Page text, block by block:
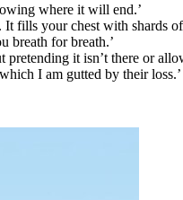
where it will end.’
your chest with shards
breath for breath.’
it isn’t there or
I am gutted by their loss.’